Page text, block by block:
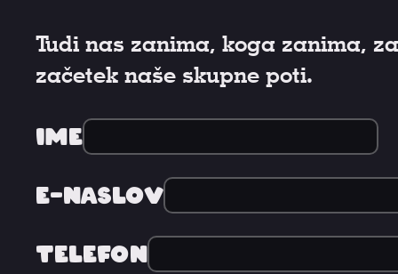
Tudi nas zanima, koga zanima,
začetek naše skupne poti.
Ime
E-naslov
Telefon